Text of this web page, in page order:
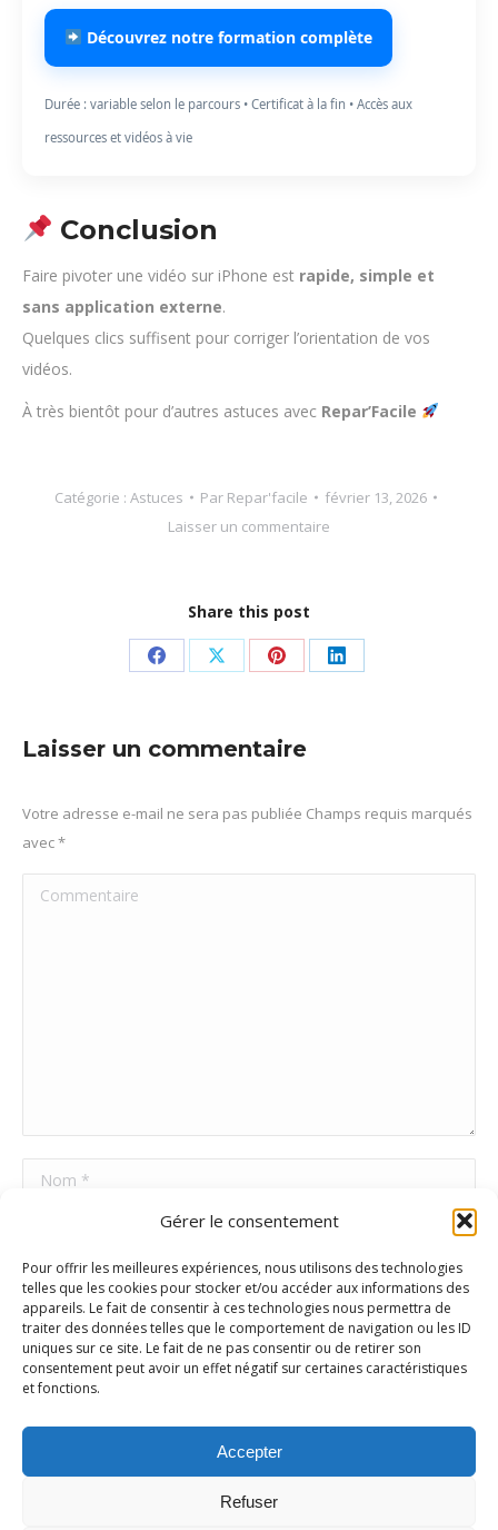
Gérer le consentement
Pour offrir les meilleures expériences, nous utilisons des technologies
telles que les cookies pour stocker et/ou accéder aux informations des
appareils. Le fait de consentir à ces technologies nous permettra de
traiter des données telles que le comportement de navigation ou les ID
uniques sur ce site. Le fait de ne pas consentir ou de retirer son
consentement peut avoir un effet négatif sur certaines caractéristiques
et fonctions.
Accepter
Refuser
Découvrez notre formation complète
Durée : variable selon le parcours • Certificat à la fin • Accès aux
ressources et vidéos à vie
Conclusion
Faire pivoter une vidéo sur iPhone est rapide, simple et
sans application externe.
Quelques clics suffisent pour corriger l’orientation de vos
vidéos.
À très bientôt pour d’autres astuces avec Repar’Facile
Catégorie : Astuces Par Repar'facile
février 13, 2026
Laisser un commentaire
Share this post
PartagerPartagerPartager
Pinterest
Partager
Laisser un commentaire
Votre adresse e-mail ne sera pas publiée Champs requis marqués
avec*
Commentaire
Nom *
Site Web
Poster commentaire